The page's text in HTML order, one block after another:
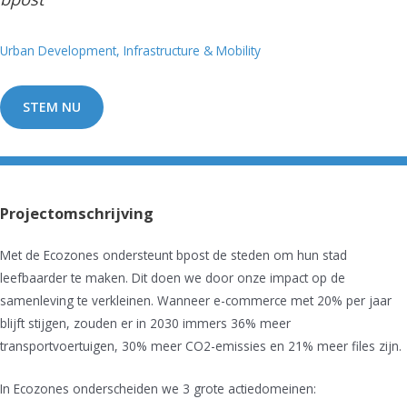
Urban Development, Infrastructure & Mobility
STEM NU
Projectomschrijving
Met de Ecozones ondersteunt bpost de steden om hun stad
leefbaarder te maken. Dit doen we door onze impact op de
samenleving te verkleinen. Wanneer e-commerce met 20% per jaar
blijft stijgen, zouden er in 2030 immers 36% meer
transportvoertuigen, 30% meer CO2-emissies en 21% meer files zijn.
In Ecozones onderscheiden we 3 grote actiedomeinen: